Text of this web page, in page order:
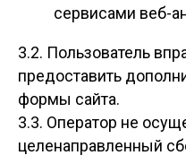
сервисами веб-
3.2. Пользователь
предоставить
формы сайта.
3.3. Оператор не
целенаправленный